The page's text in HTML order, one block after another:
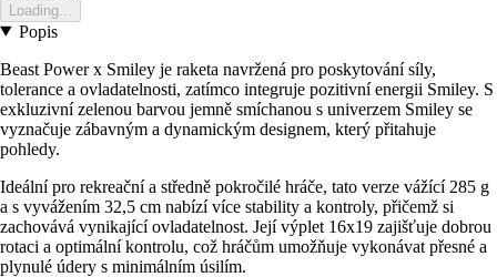
Loading...
Popis
Beast Power x Smiley je raketa navržená pro poskytování síly,
tolerance a ovladatelnosti, zatímco integruje pozitivní energii Smiley. S
exkluzivní zelenou barvou jemně smíchanou s univerzem Smiley se
vyznačuje zábavným a dynamickým designem, který přitahuje
pohledy.
Ideální pro rekreační a středně pokročilé hráče, tato verze vážící 285 g
a s vyvážením 32,5 cm nabízí více stability a kontroly, přičemž si
zachovává vynikající ovladatelnost. Její výplet 16x19 zajišťuje dobrou
rotaci a optimální kontrolu, což hráčům umožňuje vykonávat přesné a
plynulé údery s minimálním úsilím.